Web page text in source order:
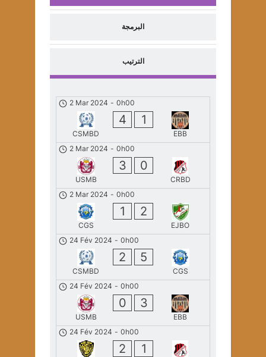
البرمجة
الترتيب
2 Mar 2024 - 0h00
CSMBD
4 1
EBB
2 Mar 2024 - 0h00
USMB
3 0
CRBD
2 Mar 2024 - 0h00
CGS
1 2
EJBO
24 Fév 2024 - 0h00
CSMBD
2 5
CGS
24 Fév 2024 - 0h00
USMB
0 3
EBB
24 Fév 2024 - 0h00
2 1